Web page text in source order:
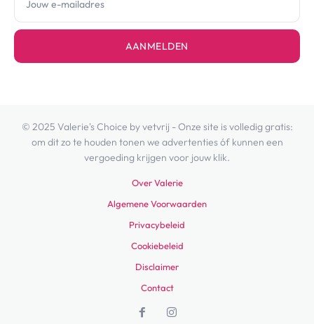
AANMELDEN
© 2025 Valerie's Choice by vetvrij - Onze site is volledig gratis:
om dit zo te houden tonen we advertenties óf kunnen een
vergoeding krijgen voor jouw klik.
Over Valerie
Algemene Voorwaarden
Privacybeleid
Cookiebeleid
Disclaimer
Contact